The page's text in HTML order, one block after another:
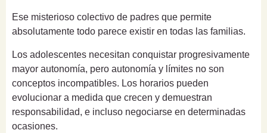
Ese misterioso colectivo de padres que permite
absolutamente todo parece existir en todas las familias.
Los adolescentes necesitan conquistar progresivamente
mayor autonomía, pero autonomía y límites no son
conceptos incompatibles. Los horarios pueden
evolucionar a medida que crecen y demuestran
responsabilidad, e incluso negociarse en determinadas
ocasiones.